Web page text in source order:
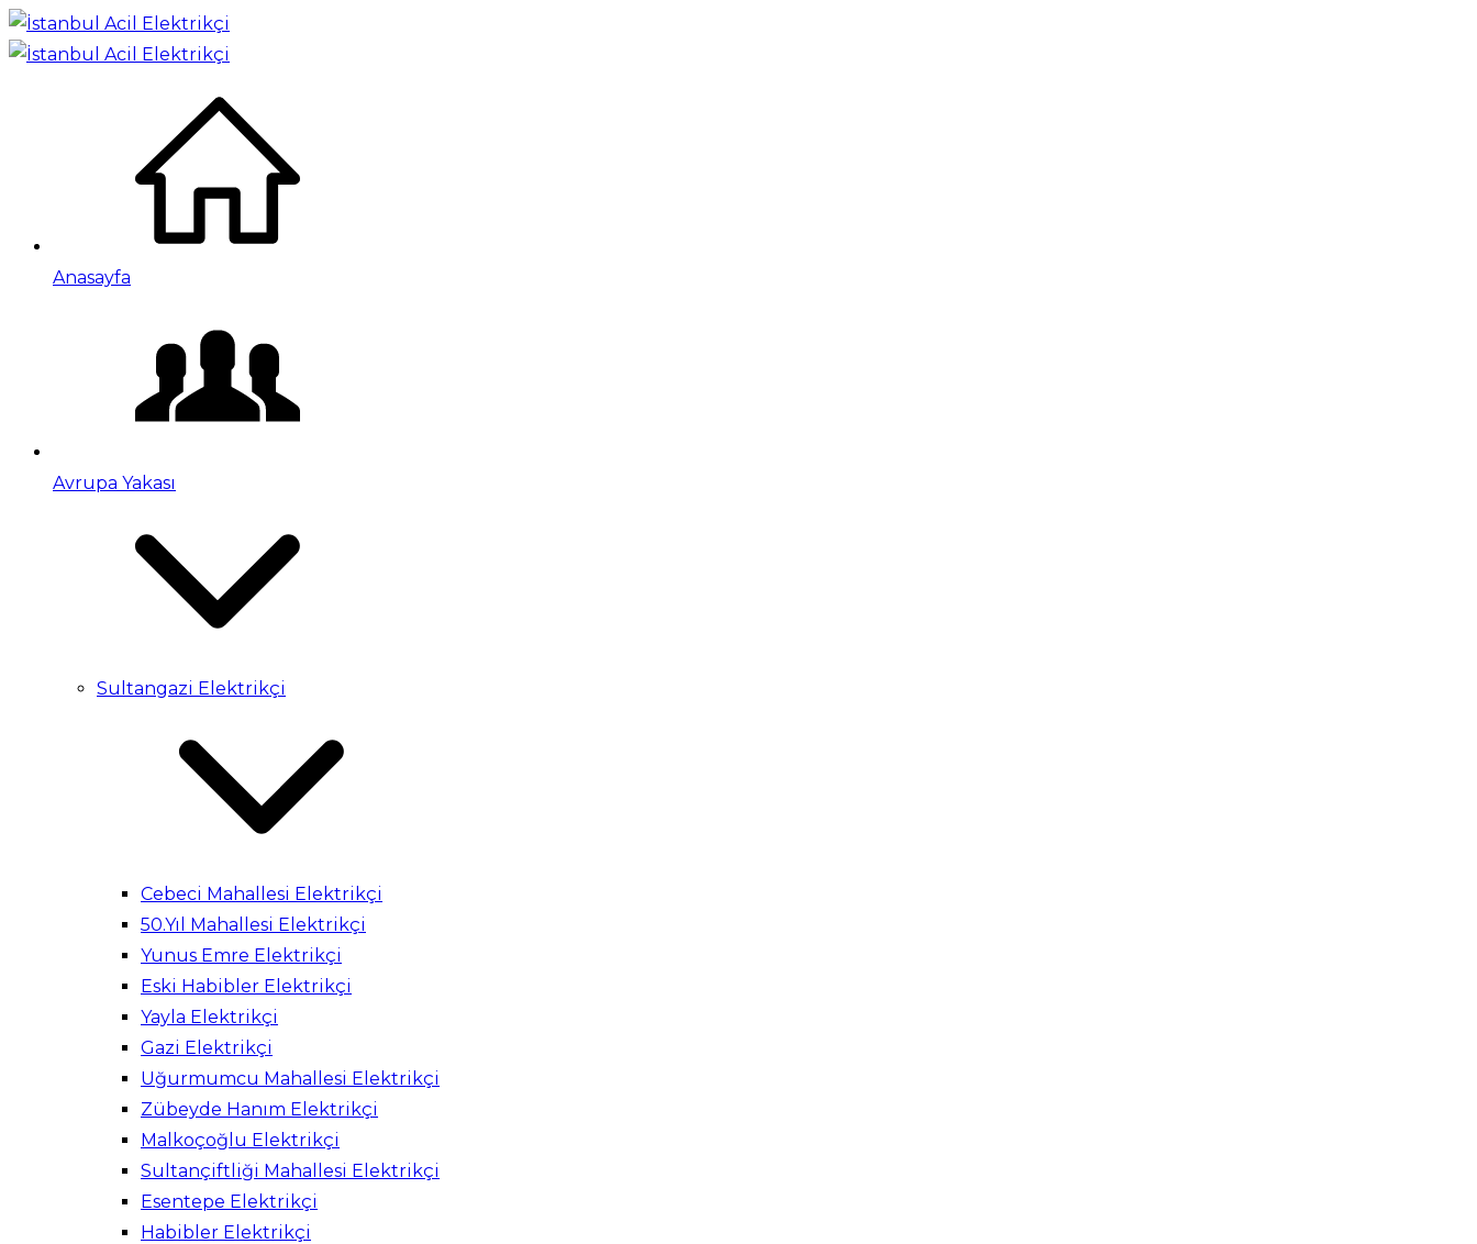
Anasayfa
Avrupa Yakası
Sultangazi Elektrikçi
Cebeci Mahallesi Elektrikçi
50.Yıl Mahallesi Elektrikçi
Yunus Emre Elektrikçi
Eski Habibler Elektrikçi
Yayla Elektrikçi
Gazi Elektrikçi
Uğurmumcu Mahallesi Elektrikçi
Zübeyde Hanım Elektrikçi
Malkoçoğlu Elektrikçi
Sultançiftliği Mahallesi Elektrikçi
Esentepe Elektrikçi
Habibler Elektrikçi